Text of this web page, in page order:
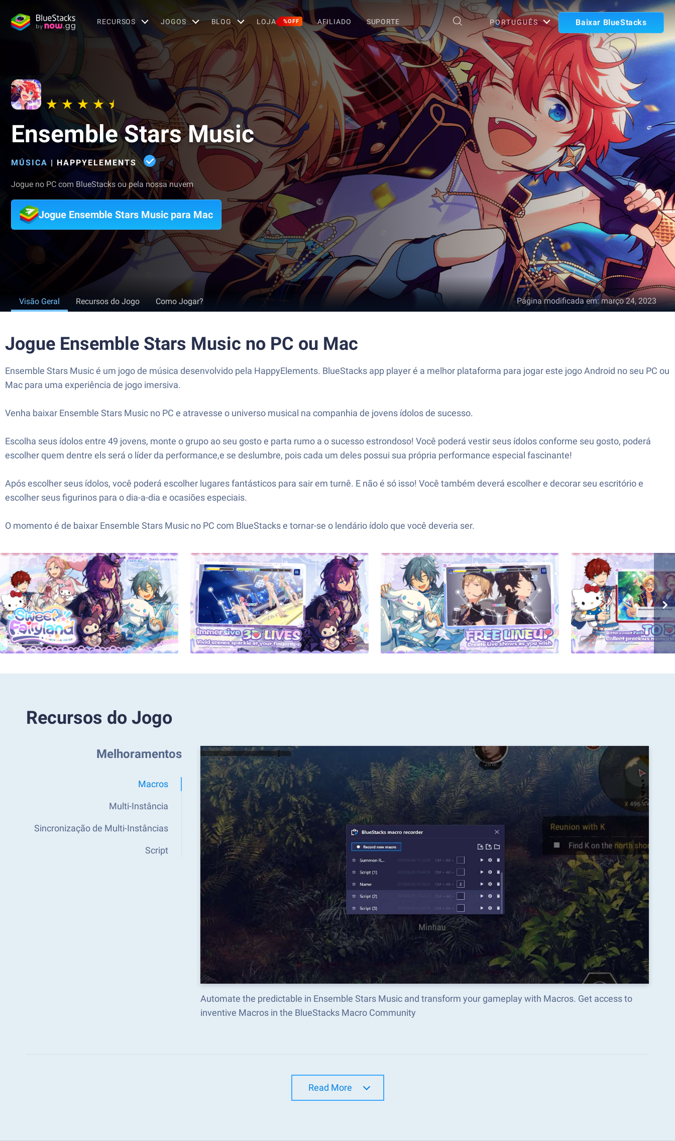
RECURSOS JOGOS BLOG LOJA %OFF AFILIADO SUPORTE PORTUGUÊS Baixar BlueStacks
Ensemble Stars Music
MÚSICA | HAPPYELEMENTS
Jogue no PC com BlueStacks ou pela nossa nuvem
Jogue Ensemble Stars Music para Mac
Visão Geral Recursos do Jogo Como Jogar? Página modificada em:março 24, 2023
Jogue Ensemble Stars Music no PC ou Mac
Ensemble Stars Music é um jogo de música desenvolvido pela HappyElements. BlueStacks app player é a melhor plataforma para jogar este jogo Android no seu PC ou
Mac para uma experiência de jogo imersiva.
Venha baixar Ensemble Stars Music no PC e atravesse o universo musical na companhia de jovens ídolos de sucesso.
Escolha seus ídolos entre 49 jovens, monte o grupo ao seu gosto e parta rumo a o sucesso estrondoso! Você poderá vestir seus ídolos conforme seu gosto, poderá
escolher quem dentre els será o líder da performance,e se deslumbre, pois cada um deles possui sua própria performance especial fascinante!
Após escolher seus ídolos, você poderá escolher lugares fantásticos para sair em turnê. E não é só isso! Você também deverá escolher e decorar seu escritório e
escolher seus figurinos para o dia-a-dia e ocasiões especiais.
O momento é de baixar Ensemble Stars Music no PC com BlueStacks e tornar-se o lendário ídolo que você deveria ser.
Recursos do Jogo
Melhoramentos
Macros
Multi-Instância
Sincronização de Multi-Instâncias
Script
Automate the predictable in Ensemble Stars Music and transform your gameplay with Macros. Get access to
inventive Macros in the BlueStacks Macro Community
Read More